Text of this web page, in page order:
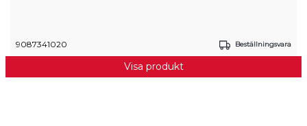
9087341020 Beställningsvara
Visa produkt